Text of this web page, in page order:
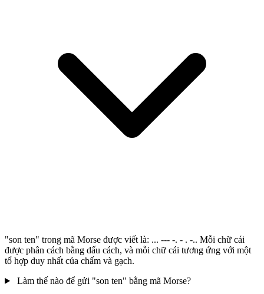
"son ten" trong mã Morse được viết là: ... --- -. - . -.. Mỗi chữ cái
được phân cách bằng dấu cách, và mỗi chữ cái tương ứng với một
tổ hợp duy nhất của chấm và gạch.
Làm thế nào để gửi "son ten" bằng mã Morse?